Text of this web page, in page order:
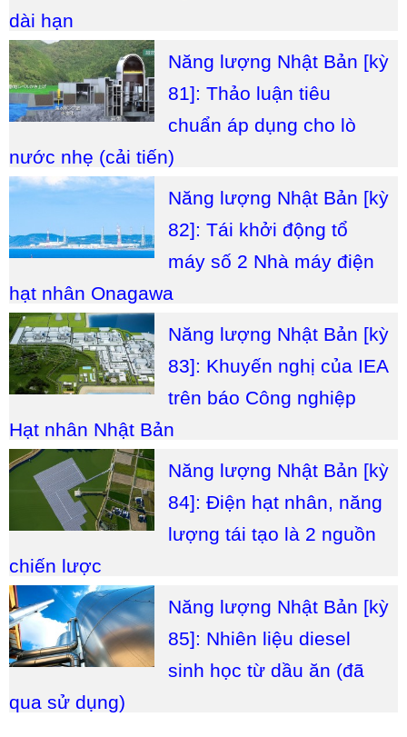
dài hạn
Năng lượng Nhật Bản [kỳ
81]: Thảo luận tiêu
chuẩn áp dụng cho lò
nước nhẹ (cải tiến)
Năng lượng Nhật Bản [kỳ
82]: Tái khởi động tổ
máy số 2 Nhà máy điện
hạt nhân Onagawa
Năng lượng Nhật Bản [kỳ
83]: Khuyến nghị của IEA
trên báo Công nghiệp
Hạt nhân Nhật Bản
Năng lượng Nhật Bản [kỳ
84]: Điện hạt nhân, năng
lượng tái tạo là 2 nguồn
chiến lược
Năng lượng Nhật Bản [kỳ
85]: Nhiên liệu diesel
sinh học từ dầu ăn (đã
qua sử dụng)